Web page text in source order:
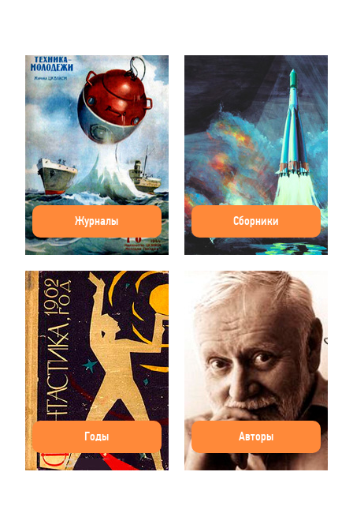
Журналы Сборники
Годы Авторы